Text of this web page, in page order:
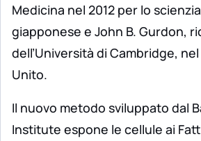
Medicina nel 2012 per lo
giapponese e John B. Gurdon,
dell’Università di Cambridge,
Unito.
Il nuovo metodo sviluppato dal
Institute espone le cellule ai